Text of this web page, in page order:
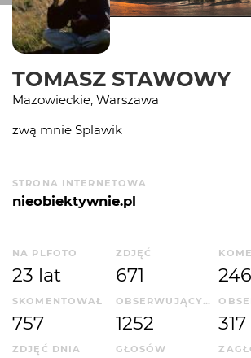
TOMASZ STAWOWY
Mazowieckie, Warszawa
zwą mnie Splawik
STRONA INTERNETOWA
nieobiektywnie.pl
NA PLFOTO
23 lat
ZDJĘĆ
671
SKOMENTOWAŁ
757
OBSERWUJĄCYCH
1252 317
ZDJĘĆ DNIA GŁOSÓW